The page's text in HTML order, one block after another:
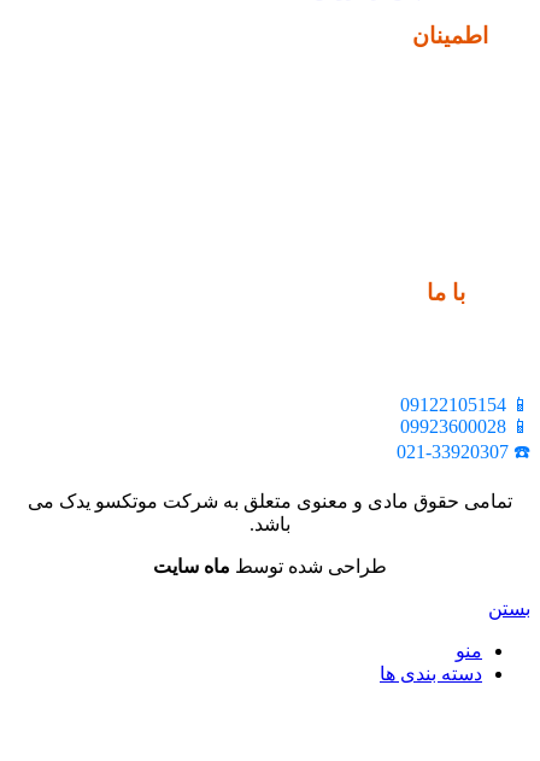
اطمینان
با ما
📱 09122105154
📱 09923600028
☎️ 021-33920307
تمامی حقوق مادی و معنوی متعلق به شرکت موتکسو یدک می
باشد.
طراحی شده توسط ماه سایت
بستن
منو
دسته بندی ها